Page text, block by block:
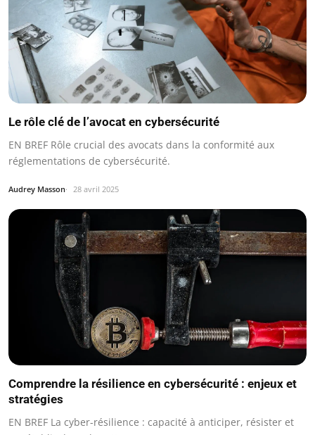
Le rôle clé de l’avocat en cybersécurité
EN BREF Rôle crucial des avocats dans la conformité aux
réglementations de cybersécurité.
Audrey Masson 28 avril 2025
Comprendre la résilience en cybersécurité : enjeux et
stratégies
EN BREF La cyber-résilience : capacité à anticiper, résister et